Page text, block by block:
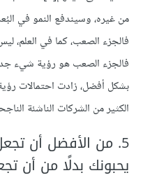
من غيره، وسيندفع النمو في
فالجزء الصعب، كما في العلم،
فالجزء الصعب هو رؤية شيء
بشكل أفضل، زادت احتمالات
الكثير من الشركات الناشئة
5. من الأفضل أن
يحبونك بدلًا من أن